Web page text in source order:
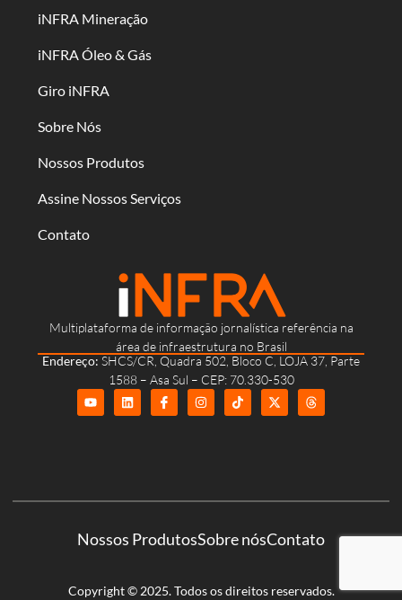
Multiplataforma de informação jornalística referência na
área de infraestrutura no Brasil
Endereço: SHCS/CR, Quadra 502, Bloco C, LOJA 37, Parte
1588 – Asa Sul – CEP: 70.330-530
iNFRA Mineração
iNFRA Óleo & Gás
Giro iNFRA
Sobre Nós
Nossos Produtos
Assine Nossos Serviços
Contato
Nossos ProdutosSobre nósContato
Copyright © 2025. Todos os direitos reservados.